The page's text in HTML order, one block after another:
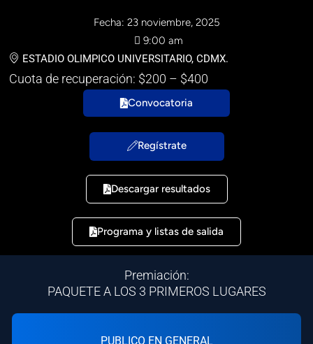
Fecha: 23 noviembre, 2025
9:00 am
ESTADIO OLIMPICO UNIVERSITARIO, CDMX.
Cuota de recuperación: $200 – $400
Convocatoria
Regístrate
Descargar resultados
Programa y listas de salida
Premiación:
PAQUETE A LOS 3 PRIMEROS LUGARES
PUBLICO EN GENERAL